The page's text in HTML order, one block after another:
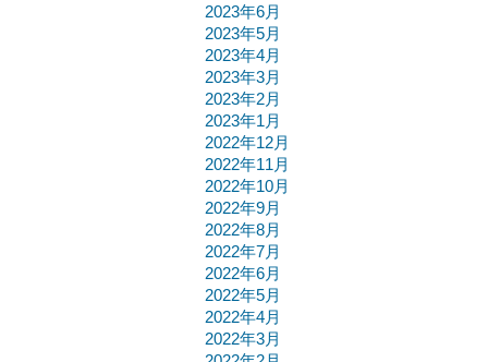
2023年6月
2023年5月
2023年4月
2023年3月
2023年2月
2023年1月
2022年12月
2022年11月
2022年10月
2022年9月
2022年8月
2022年7月
2022年6月
2022年5月
2022年4月
2022年3月